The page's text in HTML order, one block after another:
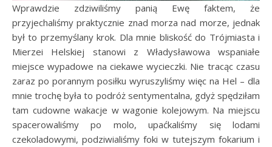
Wprawdzie zdziwiliśmy panią Ewę faktem, że
przyjechaliśmy praktycznie znad morza nad morze, jednak
był to przemyślany krok. Dla mnie bliskość do Trójmiasta i
Mierzei Helskiej stanowi z Władysławowa wspaniałe
miejsce wypadowe na ciekawe wycieczki. Nie tracąc czasu
zaraz po porannym posiłku wyruszyliśmy więc na Hel – dla
mnie trochę była to podróż sentymentalna, gdyż spędziłam
tam cudowne wakacje w wagonie kolejowym. Na miejscu
spacerowaliśmy po molo, upaćkaliśmy się lodami
czekoladowymi, podziwialiśmy foki w tutejszym fokarium i